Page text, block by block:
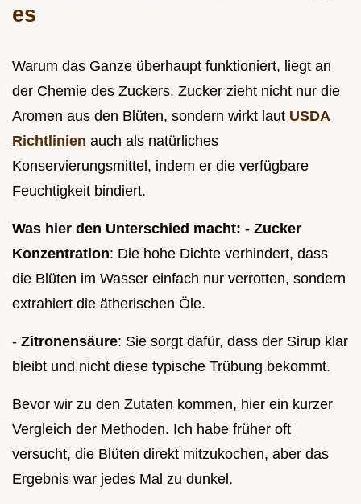
es
Warum das Ganze überhaupt funktioniert, liegt an
der Chemie des Zuckers. Zucker zieht nicht nur die
Aromen aus den Blüten, sondern wirkt laut USDA
Richtlinien auch als natürliches
Konservierungsmittel, indem er die verfügbare
Feuchtigkeit bindiert.
Was hier den Unterschied macht: - Zucker
Konzentration: Die hohe Dichte verhindert, dass
die Blüten im Wasser einfach nur verrotten, sondern
extrahiert die ätherischen Öle.
- Zitronensäure: Sie sorgt dafür, dass der Sirup klar
bleibt und nicht diese typische Trübung bekommt.
Bevor wir zu den Zutaten kommen, hier ein kurzer
Vergleich der Methoden. Ich habe früher oft
versucht, die Blüten direkt mitzukochen, aber das
Ergebnis war jedes Mal zu dunkel.